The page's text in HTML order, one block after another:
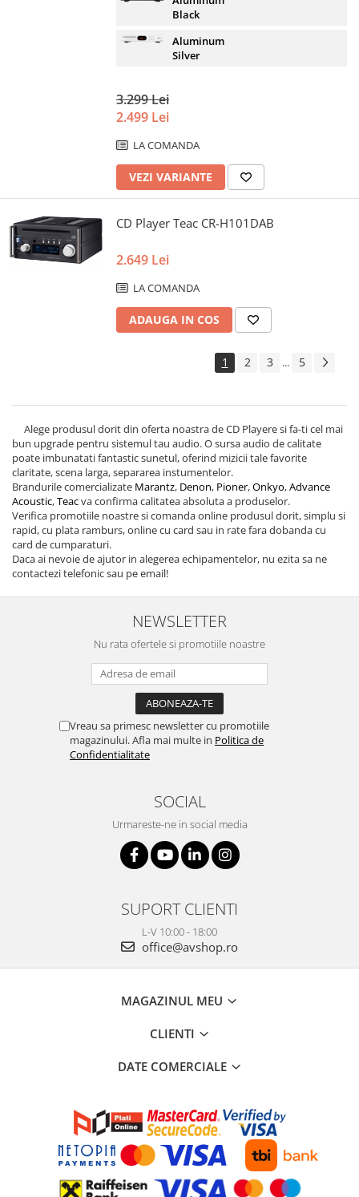
Black
Aluminum
Silver
3.299 Lei
2.499 Lei
LA COMANDA
VEZI VARIANTE
CD Player Teac CR-H101DAB
2.649 Lei
LA COMANDA
ADAUGA IN COS
1 2 3 ... 5
Alege produsul dorit din oferta noastra de CD Playere si fa-ti cel mai
bun upgrade pentru sistemul tau audio. O sursa audio de calitate
poate imbunatati fantastic sunetul, oferind mizicii tale favorite
claritate, scena larga, separarea instumentelor.
Brandurile comercializate Marantz, Denon, Pioner,Onkyo,Advance
Acoustic,Teacva confirma calitatea absoluta a produselor.
Verifica promotiile noastre si comanda online produsul dorit, simplu si
rapid, cu plata ramburs, online cu card sau in rate fara dobanda cu
card de cumparaturi.
Daca ai nevoie de ajutor in alegerea echipamentelor, nu ezita sa ne
contactezi telefonic sau pe email!
NEWSLETTER
Nu rata ofertele si promotiile noastre
Vreau sa primesc newsletter cu promotiile
magazinului. Afla mai multe in Politica de
Confidentialitate
SOCIAL
Urmareste-ne in social media
SUPORT CLIENTI
L-V 10:00 - 18:00
office@avshop.ro
MAGAZINUL MEU
CLIENTI
DATE COMERCIALE